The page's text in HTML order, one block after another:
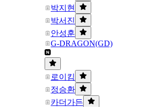
박지현
박서진
안성훈
G-DRAGON(GD)
로이킴
정승환
카더가든